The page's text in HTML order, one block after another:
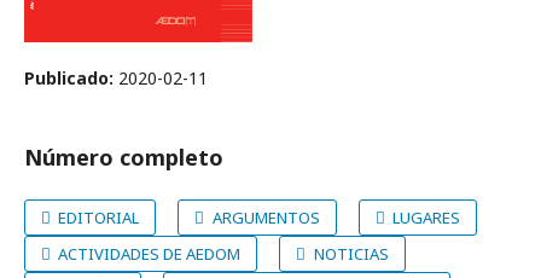
Publicado: 2020-02-11
Número completo
EDITORIAL ARGUMENTOS
LUGARES
ACTIVIDADES DE AEDOM
NOTICIAS